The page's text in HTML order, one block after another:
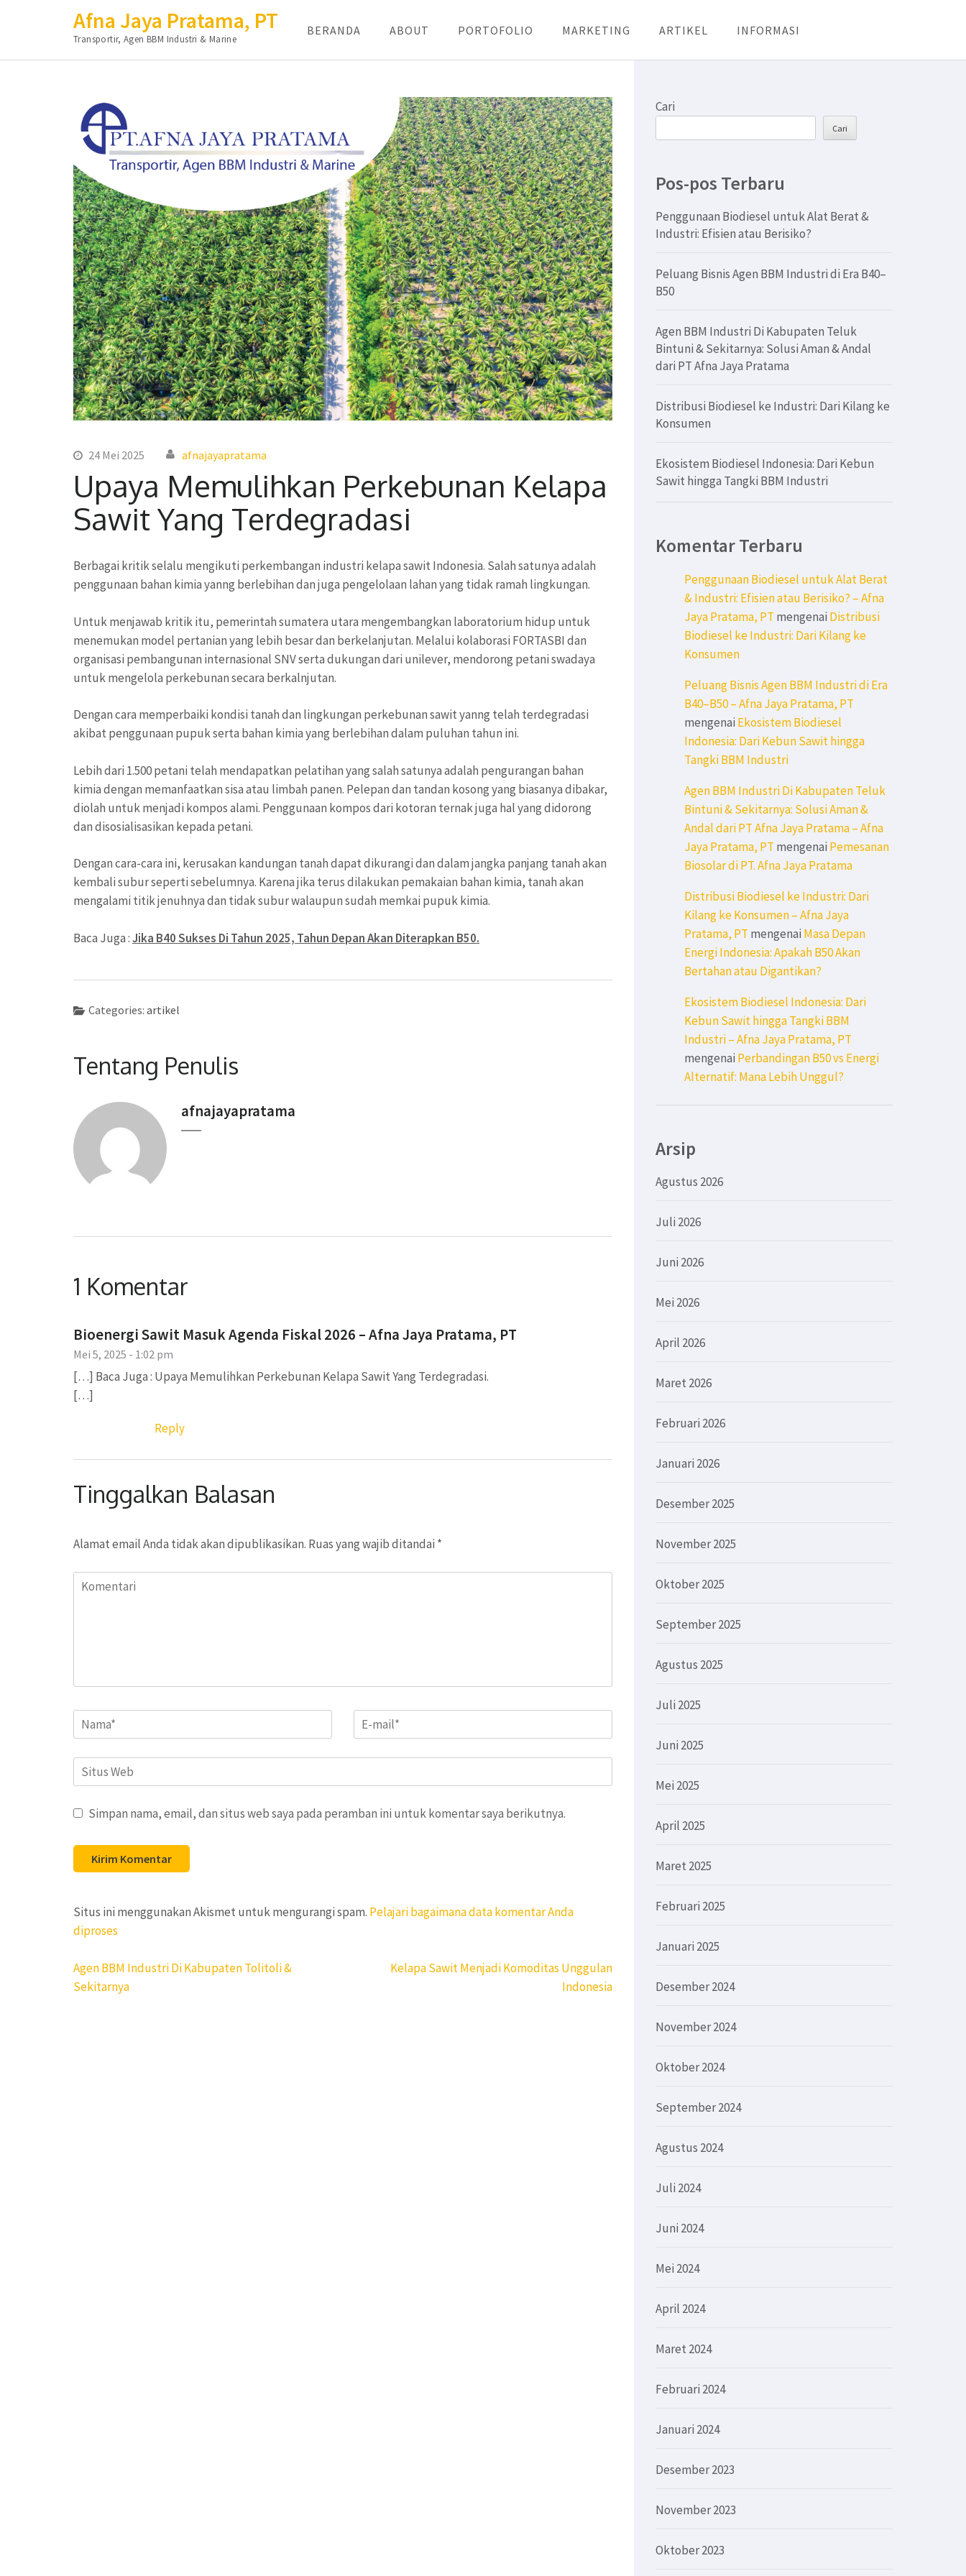
Afna Jaya Pratama, PT
Transportir, Agen BBM Industri & Marine
BERANDA ABOUT PORTOFOLIO MARKETING ARTIKEL INFORMASI
24 Mei 2025 afnajayapratama
Upaya Memulihkan Perkebunan Kelapa
Sawit Yang Terdegradasi
Berbagai kritik selalu mengikuti perkembangan industri kelapa sawit Indonesia. Salah satunya adalah
penggunaan bahan kimia yanng berlebihan dan juga pengelolaan lahan yang tidak ramah lingkungan.
Untuk menjawab kritik itu, pemerintah sumatera utara mengembangkan laboratorium hidup untuk
menemukan model pertanian yang lebih besar dan berkelanjutan. Melalui kolaborasi FORTASBI dan
organisasi pembangunan internasional SNV serta dukungan dari unilever, mendorong petani swadaya
untuk mengelola perkebunan secara berkalnjutan.
Dengan cara memperbaiki kondisi tanah dan lingkungan perkebunan sawit yanng telah terdegradasi
akibat penggunaan pupuk serta bahan kimia yang berlebihan dalam puluhan tahun ini.
Lebih dari 1.500 petani telah mendapatkan pelatihan yang salah satunya adalah pengurangan bahan
kimia dengan memanfaatkan sisa atau limbah panen. Pelepan dan tandan kosong yang biasanya dibakar,
diolah untuk menjadi kompos alami. Penggunaan kompos dari kotoran ternak juga hal yang didorong
dan disosialisasikan kepada petani.
Dengan cara-cara ini, kerusakan kandungan tanah dapat dikurangi dan dalam jangka panjang tanah akan
kembali subur seperti sebelumnya. Karena jika terus dilakukan pemakaian bahan kimia, tanah akan
mengalami titik jenuhnya dan tidak subur walaupun sudah memkai pupuk kimia.
Baca Juga :Jika B40 Sukses Di Tahun 2025, Tahun Depan Akan Diterapkan B50.
Categories: artikel
Tentang Penulis
afnajayapratama
1 Komentar
Bioenergi Sawit Masuk Agenda Fiskal 2026 – Afna Jaya Pratama, PT
Mei 5, 2025 - 1:02 pm
[…] Baca Juga : Upaya Memulihkan Perkebunan Kelapa Sawit Yang Terdegradasi.
[…]
Reply
Tinggalkan Balasan
Alamat email Anda tidak akan dipublikasikan. Ruas yang wajib ditandai *
Komentari
Name* Email*
Situs
Web
Simpan nama, email, dan situs web saya pada peramban ini untuk komentar saya berikutnya.
Situs ini menggunakan Akismet untuk mengurangi spam. Pelajari bagaimana data komentar Anda
diproses
Navigasi
pos
Agen BBM Industri Di Kabupaten Tolitoli &
Sekitarnya
Kelapa Sawit Menjadi Komoditas Unggulan
Indonesia
Cari
Cari
Pos-pos Terbaru
Penggunaan Biodiesel untuk Alat Berat &
Industri: Efisien atau Berisiko?
Peluang Bisnis Agen BBM Industri di Era B40–
B50
Agen BBM Industri Di Kabupaten Teluk
Bintuni & Sekitarnya: Solusi Aman & Andal
dari PT Afna Jaya Pratama
Distribusi Biodiesel ke Industri: Dari Kilang ke
Konsumen
Ekosistem Biodiesel Indonesia: Dari Kebun
Sawit hingga Tangki BBM Industri
Komentar Terbaru
Penggunaan Biodiesel untuk Alat Berat
& Industri: Efisien atau Berisiko? – Afna
Jaya Pratama, PT mengenai Distribusi
Biodiesel ke Industri: Dari Kilang ke
Konsumen
Peluang Bisnis Agen BBM Industri di Era
B40–B50 – Afna Jaya Pratama, PT
mengenai Ekosistem Biodiesel
Indonesia: Dari Kebun Sawit hingga
Tangki BBM Industri
Agen BBM Industri Di Kabupaten Teluk
Bintuni & Sekitarnya: Solusi Aman &
Andal dari PT Afna Jaya Pratama – Afna
Jaya Pratama, PT mengenai Pemesanan
Biosolar di PT. Afna Jaya Pratama
Distribusi Biodiesel ke Industri: Dari
Kilang ke Konsumen – Afna Jaya
Pratama, PT mengenai Masa Depan
Energi Indonesia: Apakah B50 Akan
Bertahan atau Digantikan?
Ekosistem Biodiesel Indonesia: Dari
Kebun Sawit hingga Tangki BBM
Industri – Afna Jaya Pratama, PT
mengenai Perbandingan B50 vs Energi
Alternatif: Mana Lebih Unggul?
Arsip
Agustus 2026
Juli 2026
Juni 2026
Mei 2026
April 2026
Maret 2026
Februari 2026
Januari 2026
Desember 2025
November 2025
Oktober 2025
September 2025
Agustus 2025
Juli 2025
Juni 2025
Mei 2025
April 2025
Maret 2025
Februari 2025
Januari 2025
Desember 2024
November 2024
Oktober 2024
September 2024
Agustus 2024
Juli 2024
Juni 2024
Mei 2024
April 2024
Maret 2024
Februari 2024
Januari 2024
Desember 2023
November 2023
Oktober 2023